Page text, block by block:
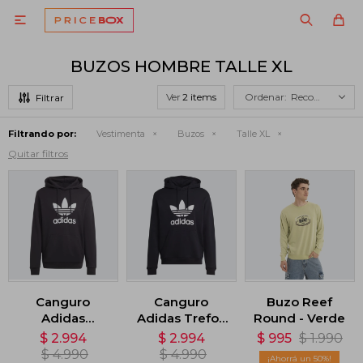

BUZOS HOMBRE TALLE XL
Ver Recomendados
Filtrando por: Vestimenta Buzos Talle XL
Quitar filtros
Canguro
Adidas
Adicolor
Classics
$ 2.994
$ 4.990
Canguro
Adidas Trefoil
- Negro
$ 2.994
$ 4.990
Buzo Reef
Round - Verde
$ 995 $ 1.990
50